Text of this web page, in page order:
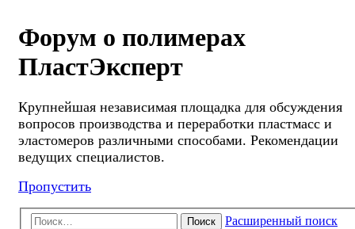
Форум о полимерах
ПластЭксперт
Крупнейшая независимая площадка для обсуждения
вопросов производства и переработки пластмасс и
эластомеров различными способами. Рекомендации
ведущих специалистов.
Пропустить
Поиск Расширенный поиск